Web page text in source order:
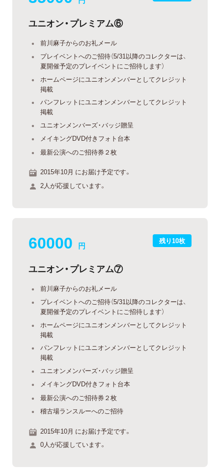
ユニオン・プレミアム⑥
前川麻子からのお礼メール
プレイベントへのご招待（5/31以降のコレクターは、
夏開催予定のプレイベントにご招待します）
ホームページにユニオンメンバーとしてクレジット
掲載
パンフレットにユニオンメンバーとしてクレジット
掲載
ユニオンメンバーズ・バッジ贈呈
メイキングDVD付きフォト台本
最新公演へのご招待券２枚
2015年10月 にお届け予定です。
2人が応援しています。
残り10枚
60000 円
ユニオン・プレミアム⑦
前川麻子からのお礼メール
プレイベントへのご招待（5/31以降のコレクターは、
夏開催予定のプレイベントにご招待します）
ホームページにユニオンメンバーとしてクレジット
掲載
パンフレットにユニオンメンバーとしてクレジット
掲載
ユニオンメンバーズ・バッジ贈呈
メイキングDVD付きフォト台本
最新公演へのご招待券２枚
稽古場ランスルーへのご招待
2015年10月 にお届け予定です。
0人が応援しています。